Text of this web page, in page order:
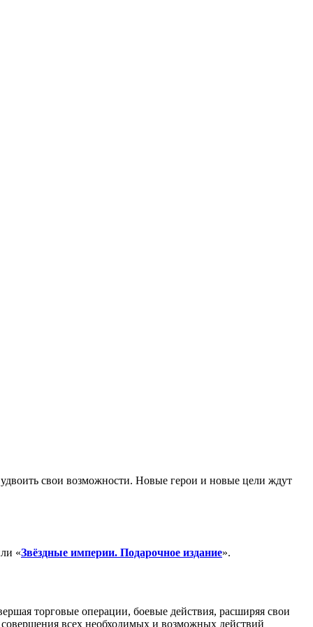
свои возможности. Новые герои и новые цели ждут
«Звёздные империи. Подарочное издание».
торговые операции, боевые действия, расширяя свои
совершения всех необходимых и возможных действий